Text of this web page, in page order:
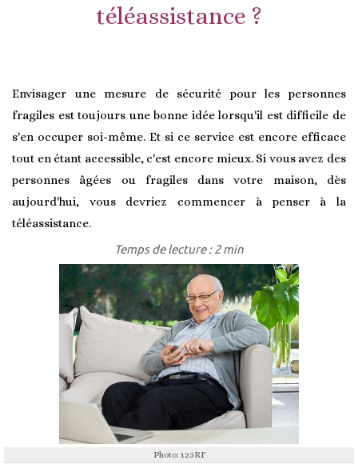
téléassistance ?
Envisager une mesure de sécurité pour les personnes
fragiles est toujours une bonne idée lorsqu'il est difficile de
s'en occuper soi-même. Et si ce service est encore efficace
tout en étant accessible, c'est encore mieux. Si vous avez des
personnes âgées ou fragiles dans votre maison, dès
aujourd'hui, vous devriez commencer à penser à la
téléassistance.
Temps de lecture : 2 min
Photo: 123RF